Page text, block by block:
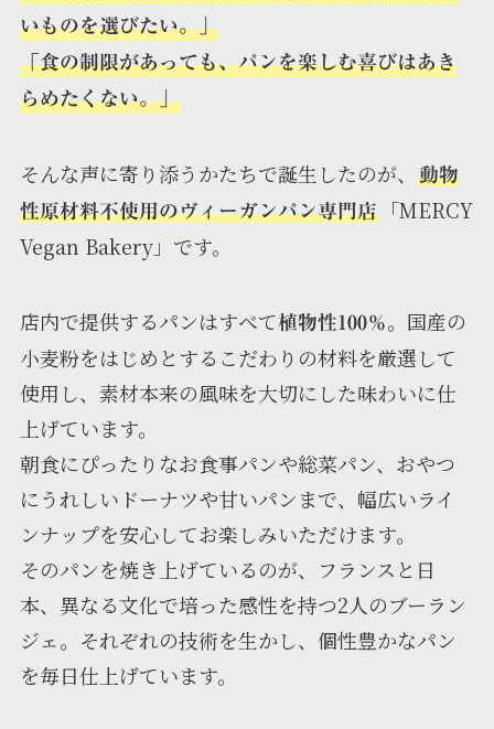
いものを選びたい。」
「食の制限があっても、パンを楽しむ喜びはあき
らめたくない。」
そんな声に寄り添うかたちで誕生したのが、
動物
性原材料不使用のヴィーガンパン専門店「MERCY
Vegan Bakery」です。
店内で提供するパンはすべて植物性100％。国産の
小麦粉をはじめとするこだわりの材料を厳選して
使用し、素材本来の風味を大切にした味わいに仕
上げています。
朝食にぴったりなお食事パンや総菜パン、おやつ
にうれしいドーナツや甘いパンまで、幅広いライ
ンナップを安心してお楽しみいただけます。
そのパンを焼き上げているのが、フランスと日
本、異なる文化で培った感性を持つ2人のブーラン
ジェ。それぞれの技術を生かし、個性豊かなパン
を毎日仕上げています。